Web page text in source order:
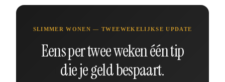
SLIMMER WONEN — TWEEWEKELIJKSE UPDATE
Eens per twee weken één tip
die je geld bespaart.